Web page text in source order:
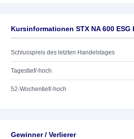
Kursinformationen STX NA 600 ESG
Schlusspreis des letzten Handelstages
Tagestief/-hoch
52-Wochentief/-hoch
Gewinner / Verlierer